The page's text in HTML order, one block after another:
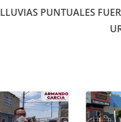
LLUVIAS PUNTUALES